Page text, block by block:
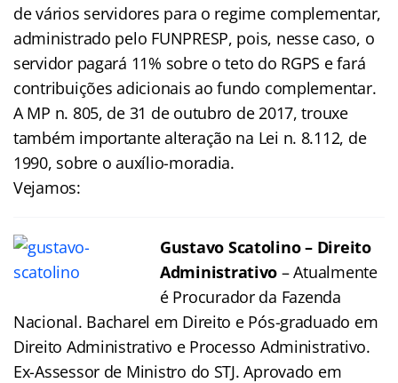
de vários servidores para o regime complementar,
administrado pelo FUNPRESP, pois, nesse caso, o
servidor pagará 11% sobre o teto do RGPS e fará
contribuições adicionais ao fundo complementar.
A MP n. 805, de 31 de outubro de 2017, trouxe
também importante alteração na Lei n. 8.112, de
1990, sobre o auxílio-moradia.
Vejamos:
Gustavo Scatolino – Direito
Administrativo – Atualmente
é Procurador da Fazenda
Nacional. Bacharel em Direito e Pós-graduado em
Direito Administrativo e Processo Administrativo.
Ex-Assessor de Ministro do STJ. Aprovado em